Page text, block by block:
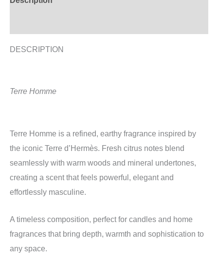
DESCRIPTION
Terre Homme
Terre Homme is a refined, earthy fragrance inspired by
the iconic Terre d’Hermès. Fresh citrus notes blend
seamlessly with warm woods and mineral undertones,
creating a scent that feels powerful, elegant and
effortlessly masculine.
A timeless composition, perfect for candles and home
fragrances that bring depth, warmth and sophistication to
any space.